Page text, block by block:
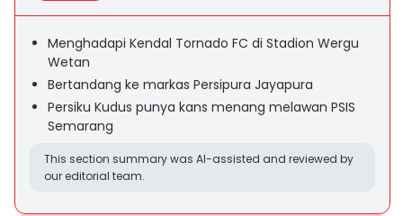
Menghadapi Kendal Tornado FC di Stadion Wergu
Wetan
Bertandang ke markas Persipura Jayapura
Persiku Kudus punya kans menang melawan PSIS
Semarang
This section summary was AI-assisted and reviewed by
our editorial team.